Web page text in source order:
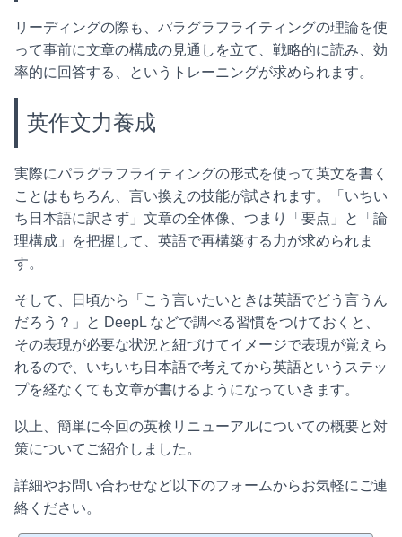
リーディングの際も、パラグラフライティングの理論を使
って事前に文章の構成の見通しを立て、戦略的に読み、効
率的に回答する、というトレーニングが求められます。
英作文力養成
実際にパラグラフライティングの形式を使って英文を書く
ことはもちろん、言い換えの技能が試されます。「いちい
ち日本語に訳さず」文章の全体像、つまり「要点」と「論
理構成」を把握して、英語で再構築する力が求められま
す。
そして、日頃から「こう言いたいときは英語でどう言うん
だろう？」と DeepL などで調べる習慣をつけておくと、
その表現が必要な状況と紐づけてイメージで表現が覚えら
れるので、いちいち日本語で考えてから英語というステッ
プを経なくても文章が書けるようになっていきます。
以上、簡単に今回の英検リニューアルについての概要と対
策についてご紹介しました。
詳細やお問い合わせなど以下のフォームからお気軽にご連
絡ください。